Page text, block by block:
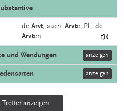
de Arvt, auch: Arvte, Pl.: de
Arvten
und Wendungen anzeigen
anzeigen
Treffer anzeigen